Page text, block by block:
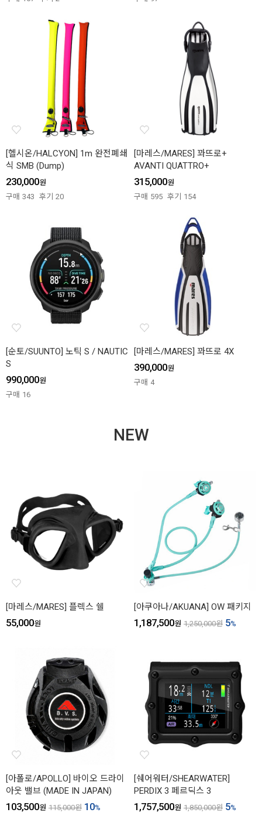
[헬시온/HALCYON] 1m 완전폐쇄
식 SMB (Dump)
230,000원
구매 343 후기 20
[마레스/MARES] 꽈뜨로+
AVANTI QUATTRO+
315,000원
구매 595 후기 154
[순토/SUUNTO] 노틱 S / NAUTIC
S
990,000원
구매 16
[마레스/MARES] 꽈뜨로 4X
390,000원
구매 4
NEW
[마레스/MARES] 플렉스 쉘
55,000원
[아쿠아나/AKUANA] OW 패키지
1,187,500원 1,250,000원 5%
[아폴로/APOLLO] 바이오 드라이
아웃 밸브 (MADE IN JAPAN)
103,500원 115,000원 10%
[쉐어워터/SHEARWATER]
PERDIX 3 페르딕스 3
1,757,500원 1,850,000원 5%